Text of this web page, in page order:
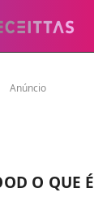
Anúncio
O QUE É